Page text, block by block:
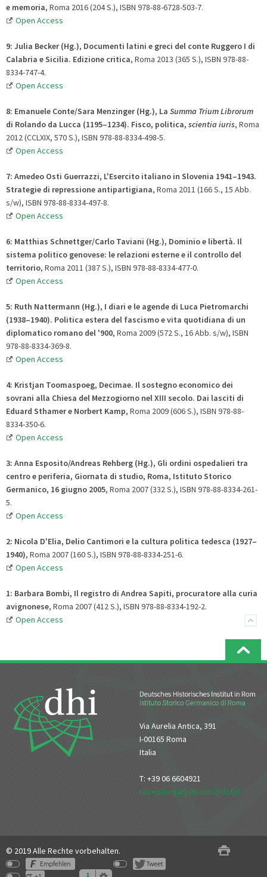
e memoria, Roma 2016 (204 S.), ISBN 978-88-6728-503-7.
Open Access
9: Julia Becker (Hg.), Documenti latini e greci del conte Ruggero I di
Calabria e Sicilia. Edizione critica, Roma 2013 (365 S.), ISBN 978-88-
8334-747-4.
Open Access
8: Emanuele Conte/Sara Menzinger (Hg.), La Summa Trium Librorum
di Rolando da Lucca (1195–1234). Fisco, politica, scientia iuris, Roma
2012 (CCLXIX, 570 S.), ISBN 978-88-8334-498-5.
Open Access
7: Amedeo Osti Guerrazzi, L'Esercito italiano in Slovenia 1941–1943.
Strategie di repressione antipartigiana, Roma 2011 (166 S., 15 Abb.
s/w), ISBN 978-88-8334-497-8.
Open Access
6: Matthias Schnettger/Carlo Taviani (Hg.), Dominio e libertà. Il
sistema politico genovese: le relazioni esterne e il controllo del
territorio, Roma 2011 (387 S.), ISBN 978-88-8334-477-0.
Open Access
5: Ruth Nattermann (Hg.), I diari e le agende di Luca Pietromarchi
(1938–1940). Politica estera del fascismo e vita quotidiana di un
diplomatico romano del '900, Roma 2009 (572 S., 16 Abb. s/w), ISBN
978-88-8334-369-8.
Open Access
4: Kristjan Toomaspoeg, Decimae. Il sostegno economico dei
sovrani alla Chiesa del Mezzogiorno nel XIII secolo. Dai lasciti di
Eduard Sthamer e Norbert Kamp, Roma 2009 (606 S.), ISBN 978-88-
8334-350-6.
Open Access
3: Anna Esposito/Andreas Rehberg (Hg.), Gli ordini ospedalieri tra
centro e periferia, Giornata di studio, Roma, Istituto Storico
Germanico, 16 giugno 2005, Roma 2007 (332 S.), ISBN 978-88-8334-261-
5.
Open Access
2: Nicola D'Elia, Delio Cantimori e la cultura politica tedesca (1927–
1940), Roma 2007 (160 S.), ISBN 978-88-8334-251-6.
Open Access
1: Barbara Bombi, Il registro di Andrea Sapiti, procuratore alla curia
avignonese, Roma 2007 (412 S.), ISBN 978-88-8334-192-2.
Open Access
Via Aurelia Antica, 391
I-00165 Roma
Italia
T: +39 06 6604921
reception[at]dhi-roma[dot]it
© 2019 Alle Rechte vorbehalten.